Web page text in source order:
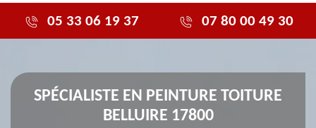
05 33 06 19 37 07 80 00 49 30
SPÉCIALISTE EN PEINTURE TOITURE
BELLUIRE 17800